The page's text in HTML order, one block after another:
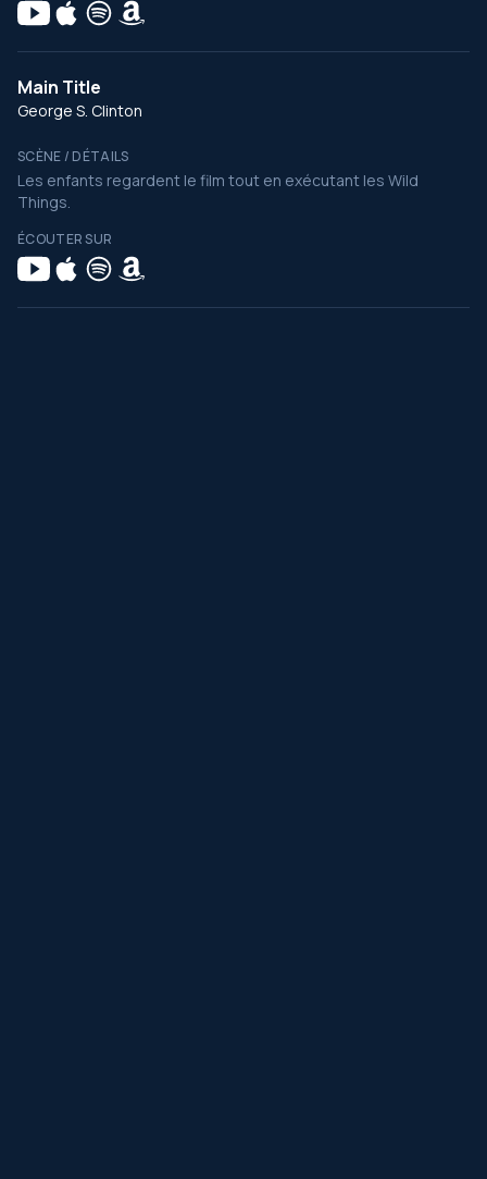
Main Title
George S. Clinton
SCÈNE / DÉTAILS
Les enfants regardent le film tout en exécutant les Wild
Things.
ÉCOUTER SUR